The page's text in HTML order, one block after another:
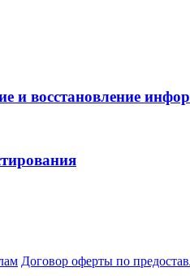
и восстановление
Договор оферты по